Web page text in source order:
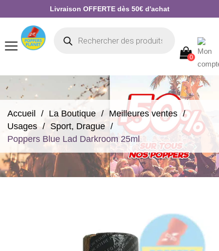
Livraison OFFERTE dès 50€ d'achat
0
Accueil La Boutique
Meilleures ventes
Usages
Sport, Drague
Poppers Blue Lad Darkroom 25ml